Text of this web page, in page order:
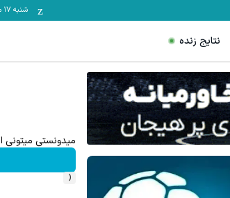
شنبه ۱۷ مرداد
نتایج زنده
ثبت نام کنید
تا ۳۰۰ دلار پاداش برای ثبت نام جدید در بروکر اینوسلو
‹